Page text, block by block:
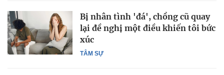
TÂM SỰ
Bị nhân tình 'đá', chồng cũ quay
lại đề nghị một điều khiến tôi bức
xúc